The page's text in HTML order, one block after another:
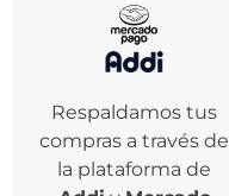
Respaldamos tus
compras a través de
la plataforma de